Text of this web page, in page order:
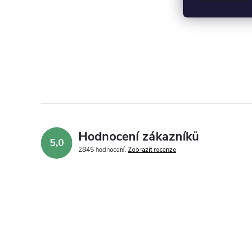
5,0 Hodnocení zákazníků
2845 hodnocení Zobrazit recenze